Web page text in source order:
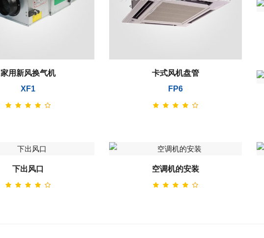
家用新风换气机
XF1
卡式风机盘管
FP6
下出风口 空调机的安装